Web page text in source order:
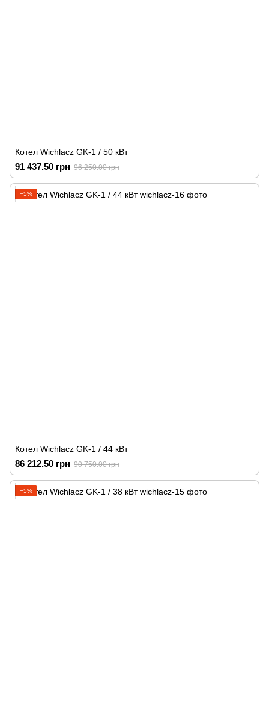
Котел Wichlacz GK-1 / 50 кВт
91 437.50 грн 96 250.00 грн
−5%
Котел Wichlacz GK-1 / 44 кВт
86 212.50 грн 90 750.00 грн
−5%